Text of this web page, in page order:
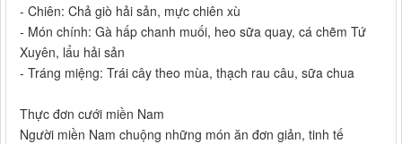
- Chiên: Chả giò hải sản, mực chiên xù
- Món chính: Gà hấp chanh muối, heo sữa quay, cá chẽm Tứ
Xuyên, lẩu hải sản
- Tráng miệng: Trái cây theo mùa, thạch rau câu, sữa chua
Thực đơn cưới miền Nam
Người miền Nam chuộng những món ăn đơn giản, tinh tế